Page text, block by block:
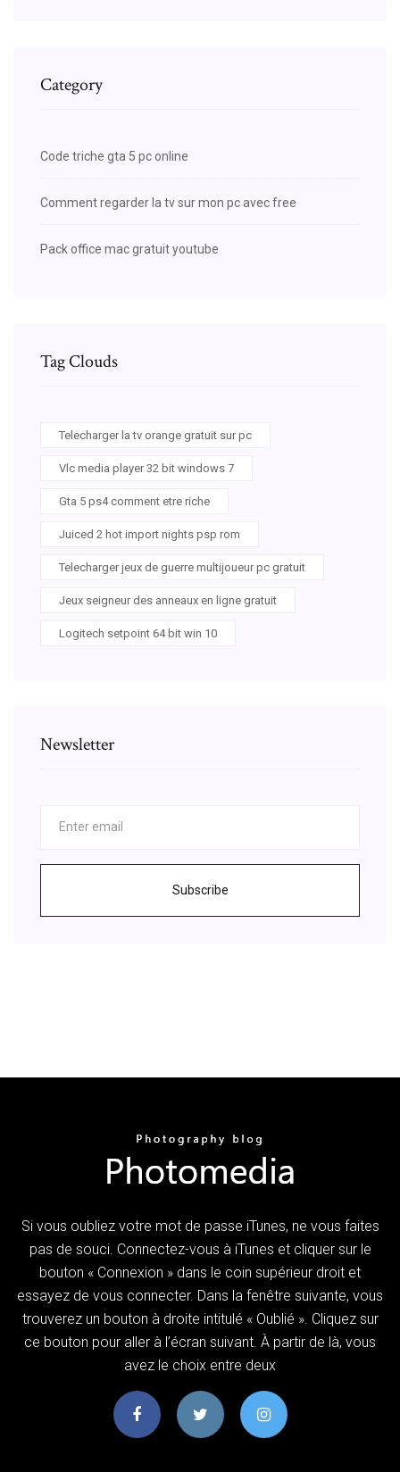
Category
Code triche gta 5 pc online
Comment regarder la tv sur mon pc avec free
Pack office mac gratuit youtube
Tag Clouds
Telecharger la tv orange gratuit sur pc
Vlc media player 32 bit windows 7
Gta 5 ps4 comment etre riche
Juiced 2 hot import nights psp rom
Telecharger jeux de guerre multijoueur pc gratuit
Jeux seigneur des anneaux en ligne gratuit
Logitech setpoint 64 bit win 10
Newsletter
Subscribe
Si vous oubliez votre mot de passe iTunes, ne vous faites
pas de souci. Connectez-vous à iTunes et cliquer sur le
bouton « Connexion » dans le coin supérieur droit et
essayez de vous connecter. Dans la fenêtre suivante, vous
trouverez un bouton à droite intitulé « Oublié ». Cliquez sur
ce bouton pour aller à l’écran suivant. À partir de là, vous
avez le choix entre deux